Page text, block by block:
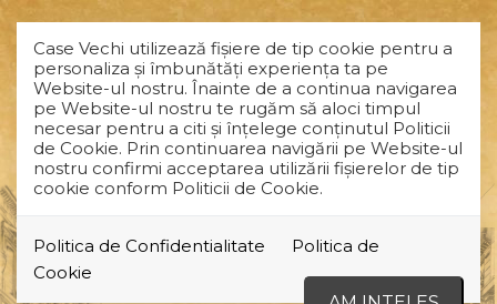
Case Vechi utilizează fişiere de tip cookie pentru a
personaliza și îmbunătăți experiența ta pe
Website-ul nostru. Înainte de a continua navigarea
pe Website-ul nostru te rugăm să aloci timpul
necesar pentru a citi și înțelege conținutul Politicii
de Cookie. Prin continuarea navigării pe Website-ul
nostru confirmi acceptarea utilizării fişierelor de tip
cookie conform Politicii de Cookie.
Politica de Confidentialitate
Politica de
Cookie